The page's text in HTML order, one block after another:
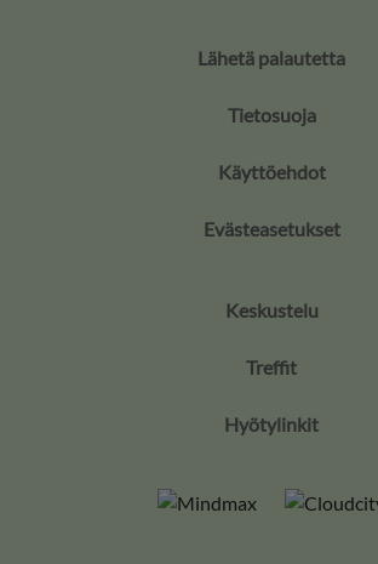
Lähetä palautetta
Tietosuoja
Käyttöehdot
Evästeasetukset
Keskustelu
Treffit
Hyötylinkit